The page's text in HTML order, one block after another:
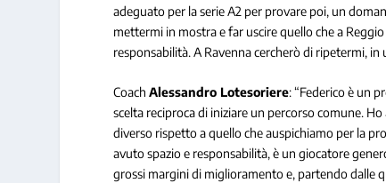
adeguato per la serie A2 per provare poi, un
mettermi in mostra e far uscire quello che a
responsabilità. A Ravenna cercherò di ripetermi, in
CoachAlessandro Lotesoriere: “Federico è un
scelta reciproca di iniziare un percorso comune.
diverso rispetto a quello che auspichiamo per la
avuto spazio e responsabilità, è un giocatore
grossi margini di miglioramento e, partendo dalle